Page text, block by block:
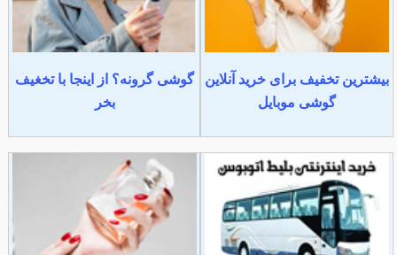
بیشترین تخفیف برای خرید آنلاین
گوشی موبایل
گوشی گرونه؟ از اینجا با تخغیف
بخر